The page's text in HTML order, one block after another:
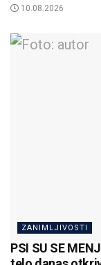
10.08.2026
ZANIMLJIVOSTI
PSI SU SE